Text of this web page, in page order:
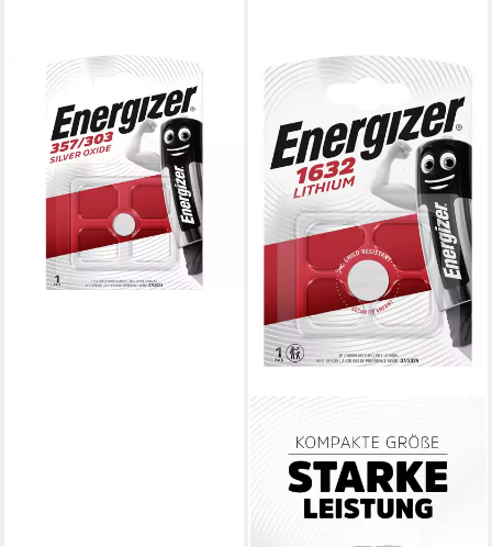
ENERGIZER
Energizer Knopfzelle 357
1.55 V 1 St. 150 mAh
Silberoxid SR44 Knopfzelle
ab 4,95 €
lieferbar - in 2-3 Werktagen bei dir